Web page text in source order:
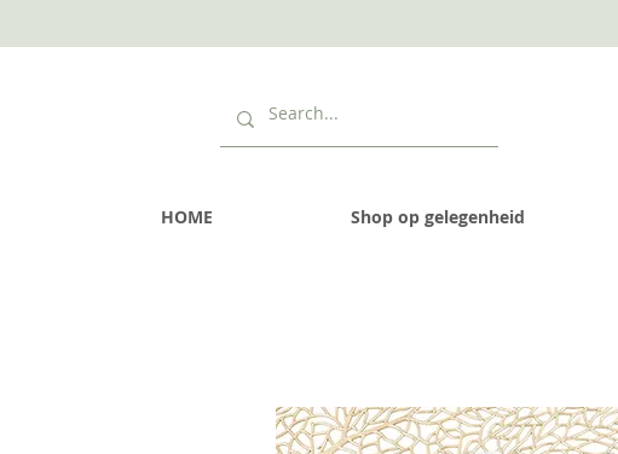
HOME Shop op gelegenheid